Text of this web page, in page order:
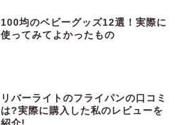
100均のベビーグッズ12選！実際に
使ってみてよかったもの
リバーライトのフライパンの口コミ
は?実際に購入した私のレビューを